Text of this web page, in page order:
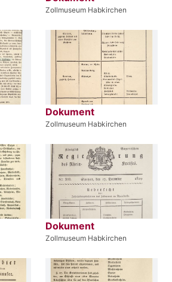
Zollmuseum Habkirchen
Dokument
Zollmuseum Habkirchen
Dokument
Zollmuseum Habkirchen